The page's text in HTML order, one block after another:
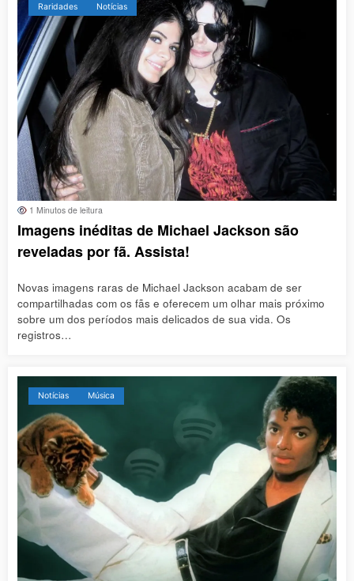
Raridades Notícias
1 Minutos de leitura
Imagens inéditas de Michael Jackson são
reveladas por fã. Assista!
Novas imagens raras de Michael Jackson acabam de ser
compartilhadas com os fãs e oferecem um olhar mais próximo
sobre um dos períodos mais delicados de sua vida. Os
registros…
Notícias Música